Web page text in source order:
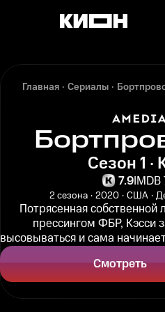
Главная Сериалы
Сезон 1 ·
7.9IMDB
2 сезона 2020 США
Потрясенная
прессингом ФБР, Кэсси
высовываться и сама
Смотреть